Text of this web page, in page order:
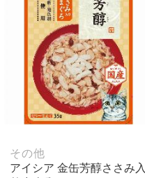
その他
アイシア 金缶芳醇ささみ入